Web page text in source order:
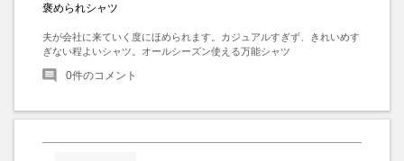
褒められシャツ
夫が会社に来ていく度にほめられます。カジュアルすぎず、きれいめす
ぎない程よいシャツ。オールシーズン使える万能シャツ
0件のコメント